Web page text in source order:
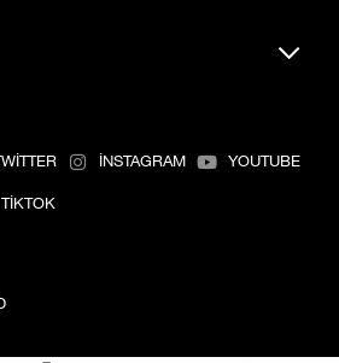
İNSTAGRAM
YOUTUBE
TİKTOK